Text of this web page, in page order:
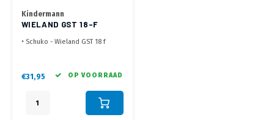
Kindermann
WIELAND GST 18-F
• Schuko - Wieland GST 18 f
Wieland stekker naar het
• Wieland is het meest gebruikte
indoor stekerbare installatie
€31,95 OP VOORRAAD